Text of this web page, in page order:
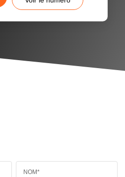
NOM*